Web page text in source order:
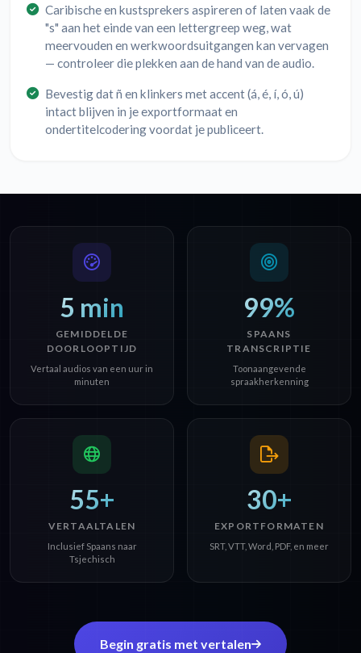
Caribische en kustsprekers aspireren of laten vaak de
"s" aan het einde van een lettergreep weg, wat
meervouden en werkwoordsuitgangen kan vervagen
— controleer die plekken aan de hand van de audio.
Bevestig dat ñ en klinkers met accent (á, é, í, ó, ú)
intact blijven in je exportformaat en
ondertitelcodering voordat je publiceert.
5 min
GEMIDDELDE
DOORLOOPTIJD
Vertaal audios van een uur in
minuten
99%
SPAANS
TRANSCRIPTIE
Toonaangevende
spraakherkenning
55+
VERTAALTALEN
Inclusief Spaans naar
Tsjechisch
30+
EXPORTFORMATEN
SRT, VTT, Word, PDF, en meer
Begin gratis met vertalen